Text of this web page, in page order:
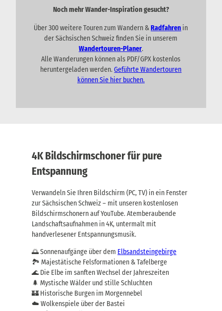
Noch mehr Wander-Inspiration gesucht?
Über 300 weitere Touren zum Wandern &Radfahren in
der Sächsischen Schweiz finden Sie in unserem
Wandertouren-Planer.
Alle Wanderungen können als PDF/GPX kostenlos
heruntergeladen werden.Geführte Wandertouren
können Sie hier buchen.
4K Bildschirmschoner für pure
Entspannung
Verwandeln Sie Ihren Bildschirm (PC, TV) in ein Fenster
zur Sächsischen Schweiz – mit unseren kostenlosen
Bildschirmschonern auf YouTube. Atemberaubende
Landschaftsaufnahmen in 4K, untermalt mit
handverlesener Entspannungsmusik.
🌅 Sonnenaufgänge über dem Elbsandsteingebirge
🏞️ Majestätische Felsformationen & Tafelberge
🌊 Die Elbe im sanften Wechsel der Jahreszeiten
🌲 Mystische Wälder und stille Schluchten
🏰 Historische Burgen im Morgennebel
☁️ Wolkenspiele über der Bastei